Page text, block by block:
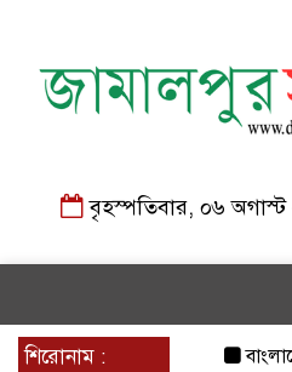
বৃহস্পতিবার, ০৬
শিরোনাম :